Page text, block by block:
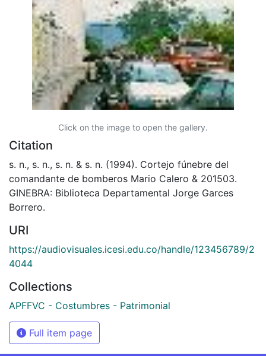
Click on the image to open the gallery.
Citation
s. n., s. n., s. n. & s. n. (1994). Cortejo fúnebre del
comandante de bomberos Mario Calero & 201503.
GINEBRA: Biblioteca Departamental Jorge Garces
Borrero.
URI
https://audiovisuales.icesi.edu.co/handle/123456789/2
4044
Collections
APFFVC - Costumbres - Patrimonial
Full item page